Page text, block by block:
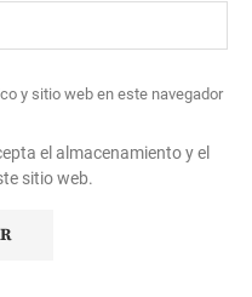
y sitio web en este navegador
el almacenamiento y el
sitio web.